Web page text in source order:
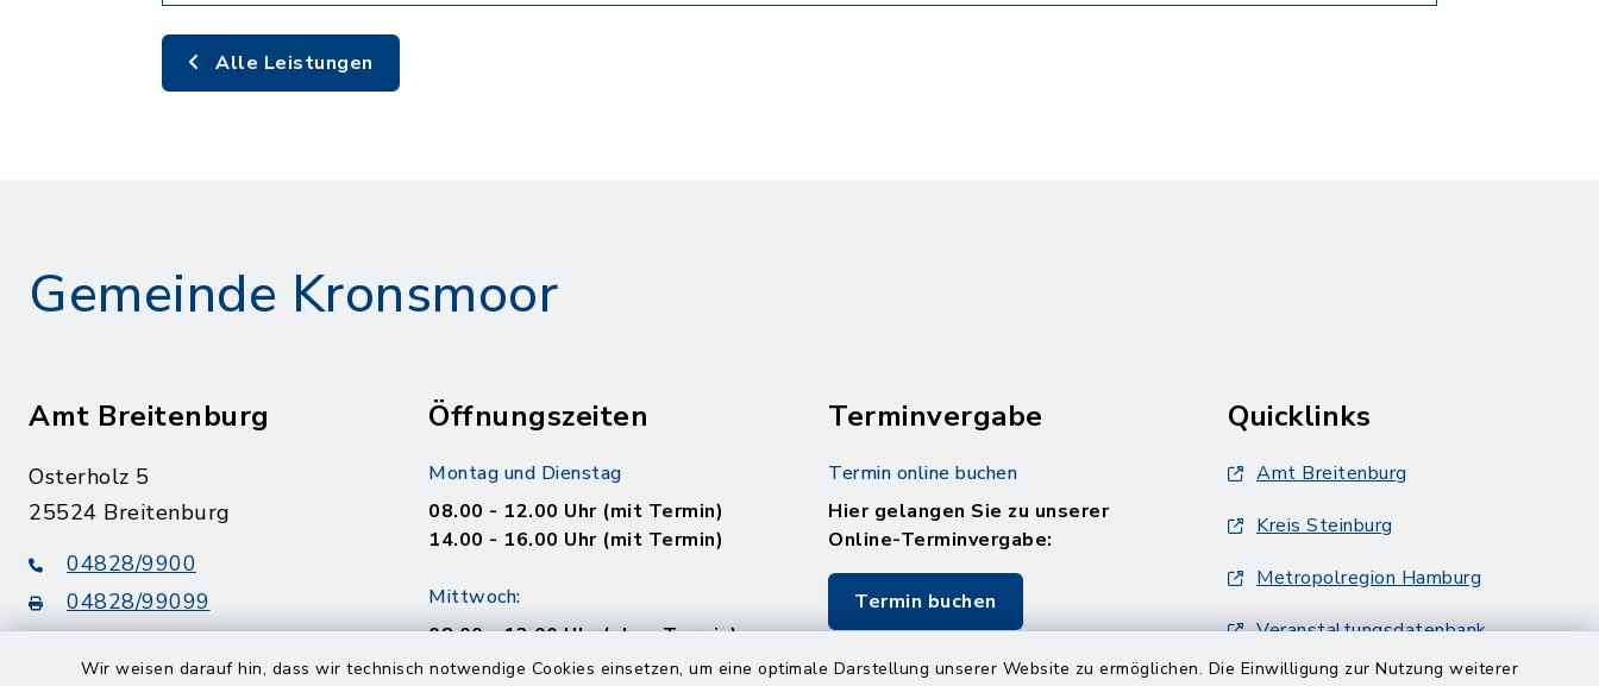
Wir weisen darauf hin, dass wir technisch notwendige Cookies einsetzen, um eine optimale Darstellung unserer Website zu ermöglichen. Die Einwilligung zur Nutzung weiterer
Alle Leistungen
Gemeinde Kronsmoor
Amt Breitenburg
Osterholz 5
25524 Breitenburg
04828/9900
04828/99099
info@amt-breitenburg.de
Öffnungszeiten
Montag und Dienstag
08.00 - 12.00 Uhr (mit Termin)
14.00 - 16.00 Uhr (mit Termin)
Mittwoch:
08.00 - 12.00 Uhr (ohne Termin)
14.00 - 18.00 Uhr (ohne Termin)
Terminvergabe
Termin online buchen
Hier gelangen Sie zu unserer
Online-Terminvergabe:
Termin buchen
Quicklinks
Amt Breitenburg
Kreis Steinburg
Metropolregion Hamburg
Veranstaltungsdatenbank
Metropolregion Hamburg